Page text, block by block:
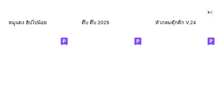
หมูแดง ฮิปโปน้อย ดึ๊บ ดึ๊บ 2026 หัวกลมดุ๊กดิ๊ก V.24